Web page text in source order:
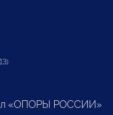
«ОПОРЫ РОССИИ»